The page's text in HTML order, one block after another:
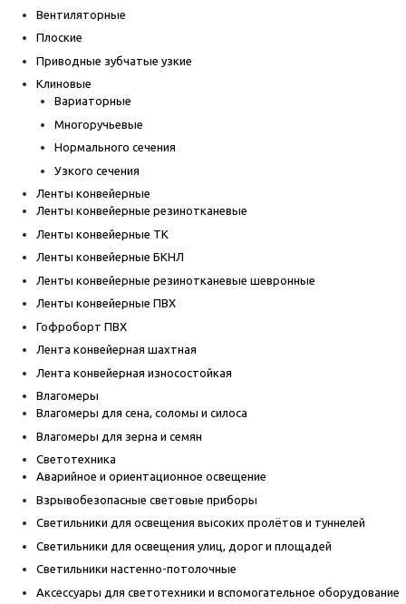
Вентиляторные
Плоские
Приводные зубчатые узкие
Клиновые
Вариаторные
Многоручьевые
Нормального сечения
Узкого сечения
Ленты конвейерные
Ленты конвейерные резинотканевые
Ленты конвейерные ТК
Ленты конвейерные БКНЛ
Ленты конвейерные резинотканевые шевронные
Ленты конвейерные ПВХ
Гофроборт ПВХ
Лента конвейерная шахтная
Лента конвейерная износостойкая
Влагомеры
Влагомеры для сена, соломы и силоса
Влагомеры для зерна и семян
Светотехника
Аварийное и ориентационное освещение
Взрывобезопасные световые приборы
Светильники для освещения высоких пролётов и туннелей
Светильники для освещения улиц, дорог и площадей
Светильники настенно-потолочные
Аксессуары для светотехники и вспомогательное оборудование